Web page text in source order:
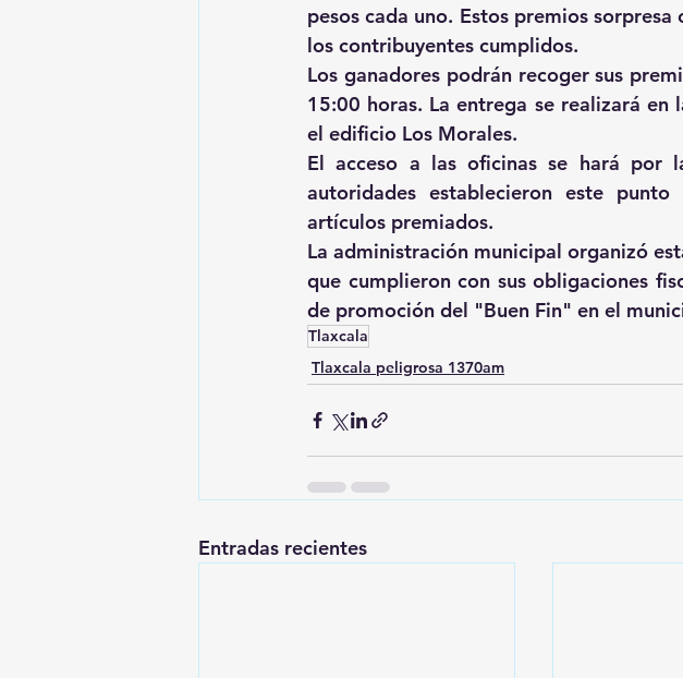
pesos cada uno. Estos premios
los contribuyentes cumplidos.
Los ganadores podrán recoger sus
15:00 horas. La entrega se realizará en
el edificio Los Morales.
El acceso a las oficinas se hará por
autoridades establecieron este
artículos premiados.
La administración municipal organizó
que cumplieron con sus obligaciones
de promoción del "Buen Fin" en el
Tlaxcala
Tlaxcala peligrosa 1370am
Entradas recientes